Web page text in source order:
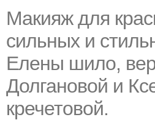
Макияж для
сильных и
Елены шило,
Долгановой и
кречетовой.